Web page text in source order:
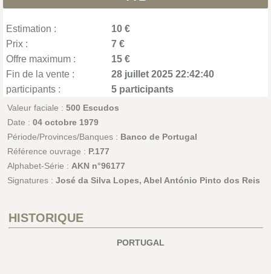
Estimation :
10 €
Prix :
7 €
Offre maximum :
15 €
Fin de la vente :
28 juillet 2025 22:42:40
participants :
5 participants
Valeur faciale : 500 Escudos
Date : 04 octobre 1979
Période/Provinces/Banques : Banco de Portugal
Référence ouvrage : P.177
Alphabet-Série : AKN n°96177
Signatures : José da Silva Lopes, Abel António Pinto dos Reis
HISTORIQUE
PORTUGAL